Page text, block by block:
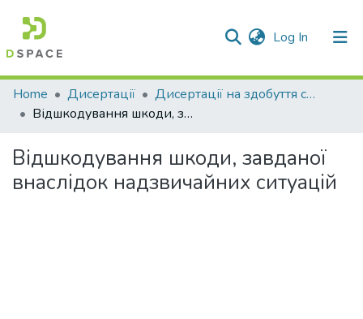
Log In (current)
Communities & Collections
All of DSpace
Statistics
Home Дисертації
Дисертації на здобуття ступеня доктора філософії (кандидата наук)
Відшкодування шкоди, завданої внаслідок надзвичайних ситуацій
Відшкодування шкоди, завданої
внаслідок надзвичайних ситуацій